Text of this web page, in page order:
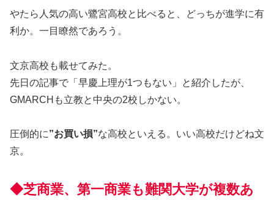
やたら人気の高い鷺宮高校と比べると、どっちが進学に有
利か。一目瞭然であろう。
文京高校も載せてみた。
先日の記事で「早慶上理が1つもない」と紹介したが、
GMARCHも立教と中央の2校しかない。
圧倒的に”お買い損”な高校といえる。いい高校だけどね文
京。
◆芝商業、第一商業も難関大学が複数あ